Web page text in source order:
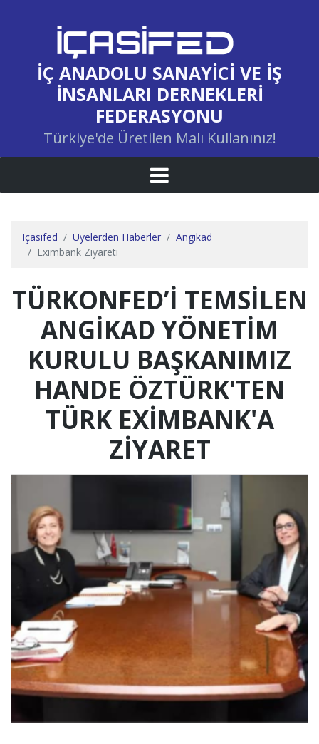
İÇ ANADOLU SANAYICI VE İŞ
İNSANLARI DERNEKLERI
FEDERASYONU
Türkiye'de Üretilen Malı Kullanınız!
Içasifed Üyelerden Haberler
Angikad
Exımbank Ziyareti
TÜRKONFED’I TEMSILEN
ANGİKAD YÖNETIM
KURULU BAŞKANIMIZ
HANDE ÖZTÜRK'TEN
TÜRK EXIMBANK'A
ZIYARET